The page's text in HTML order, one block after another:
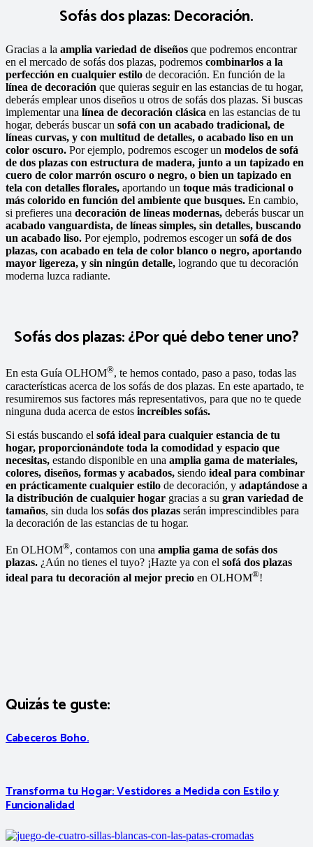
Sofás dos plazas: Decoración.
Gracias a la amplia variedad de diseños que podremos encontrar
en el mercado de sofás dos plazas, podremos combinarlos a la
perfección en cualquier estilo de decoración. En función de la
línea de decoración que quieras seguir en las estancias de tu hogar,
deberás emplear unos diseños u otros de sofás dos plazas. Si buscas
implementar una línea de decoración clásica en las estancias de tu
hogar, deberás buscar un sofá con un acabado tradicional, de
líneas curvas, y con multitud de detalles, o acabado liso en un
color oscuro. Por ejemplo, podremos escoger un modelos de sofá
de dos plazas con estructura de madera, junto a un tapizado en
cuero de color marrón oscuro o negro, o bien un tapizado en
tela con detalles florales, aportando un toque más tradicional o
más colorido en función del ambiente que busques. En cambio,
si prefieres una decoración de líneas modernas, deberás buscar un
acabado vanguardista, de líneas simples, sin detalles, buscando
un acabado liso. Por ejemplo, podremos escoger un sofá de dos
plazas, con acabado en tela de color blanco o negro, aportando
mayor ligereza, y sin ningún detalle, logrando que tu decoración
moderna luzca radiante.
Sofás dos plazas: ¿Por qué debo tener uno?
En esta Guía OLHOM®, te hemos contado, paso a paso, todas las
características acerca de los sofás de dos plazas. En este apartado, te
resumiremos sus factores más representativos, para que no te quede
ninguna duda acerca de estos increíbles sofás.
Si estás buscando el sofá ideal para cualquier estancia de tu
hogar, proporcionándote toda la comodidad y espacio que
necesitas, estando disponible en una amplia gama de materiales,
colores, diseños, formas y acabados, siendo ideal para combinar
en prácticamente cualquier estilo de decoración, y adaptándose a
la distribución de cualquier hogar gracias a su gran variedad de
tamaños, sin duda los sofás dos plazas serán imprescindibles para
la decoración de las estancias de tu hogar.
En OLHOM®, contamos con una amplia gama de sofás dos
plazas. ¿Aún no tienes el tuyo? ¡Hazte ya con el sofá dos plazas
ideal para tu decoración al mejor precio en OLHOM®!
Quizás te guste:
Cabeceros Boho.
Transforma tu Hogar: Vestidores a Medida con Estilo y
Funcionalidad